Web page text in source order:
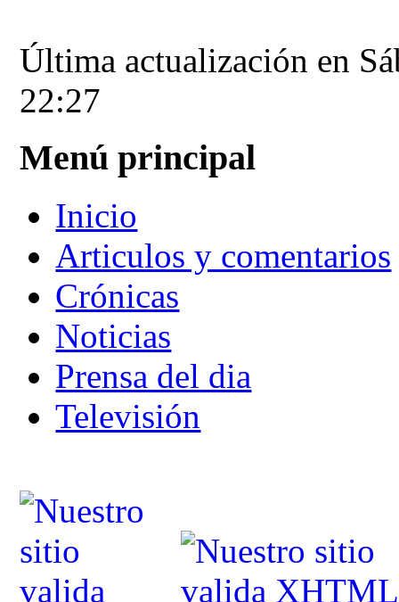
Última actualización en
22:27
Menú principal
Inicio
Articulos y comentarios
Crónicas
Noticias
Prensa del dia
Televisión